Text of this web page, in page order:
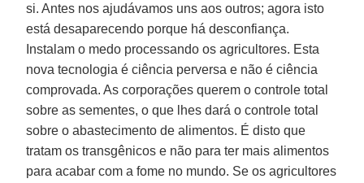
si. Antes nos ajudávamos uns aos outros; agora isto
está desaparecendo porque há desconfiança.
Instalam o medo processando os agricultores. Esta
nova tecnologia é ciência perversa e não é ciência
comprovada. As corporações querem o controle total
sobre as sementes, o que lhes dará o controle total
sobre o abastecimento de alimentos. É disto que
tratam os transgênicos e não para ter mais alimentos
para acabar com a fome no mundo. Se os agricultores